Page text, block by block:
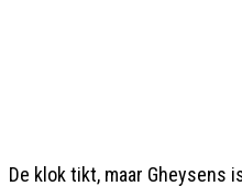
De klok tikt, maar Gheysens